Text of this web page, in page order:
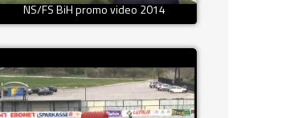
NS/FS BiH promo video 2014